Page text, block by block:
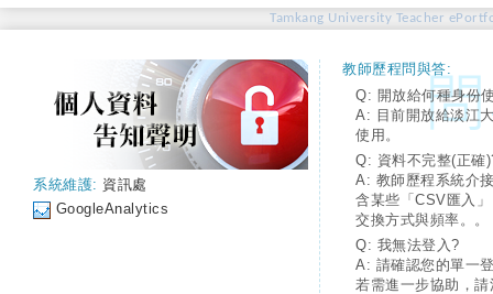
Tamkang University Teacher
系統維護: 資訊處
GoogleAnalytics
教師歷程問與答:
Q: 開放給何種身份
A: 目前開放給淡江
使用。
Q: 資料不完整(正確
A: 教師歷程系統介
含某些「CSV匯入
交換方式與頻率。。
Q: 我無法登入?
A: 請確認您的單一
若需進一步協助，